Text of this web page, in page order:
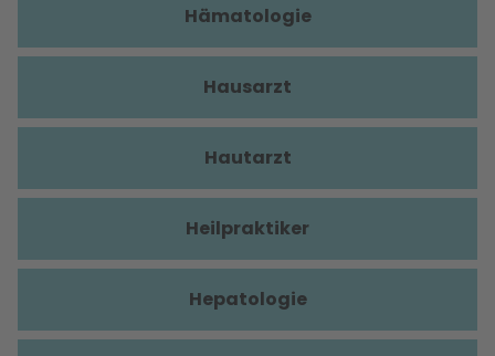
Hämatologie
Hausarzt
Hautarzt
Heilpraktiker
Hepatologie